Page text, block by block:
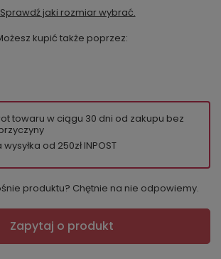
Sprawdź jaki rozmiar wybrać.
kupić także poprzez:
towaru w ciągu 30 dni od zakupu bez
od 250zł INPOST
produktu? Chętnie na nie odpowiemy.
Zapytaj o produkt